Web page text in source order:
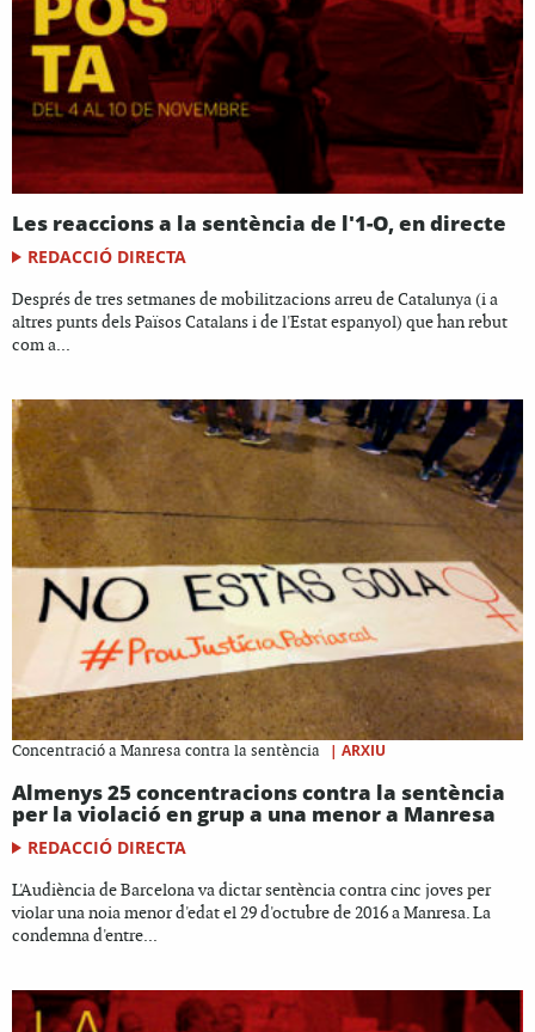
Les reaccions a la sentència de l'1-O, en directe
REDACCIÓ DIRECTA
Després de tres setmanes de mobilitzacions arreu de Catalunya (i a
altres punts dels Països Catalans i de l'Estat espanyol) que han rebut
com a...
Concentració a Manresa contra la sentència | ARXIU
Almenys 25 concentracions contra la sentència
per la violació en grup a una menor a Manresa
REDACCIÓ DIRECTA
L'Audiència de Barcelona va dictar sentència contra cinc joves per
violar una noia menor d'edat el 29 d'octubre de 2016 a Manresa. La
condemna d'entre...